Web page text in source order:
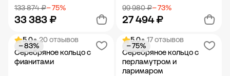
133 874 ₽− 75%
33 383 ₽
Добавить в корзину
99 980 ₽− 73%
27 494 ₽
Добавить в корзину
5.0• 20 отзывов
Серебряное кольцо с
фианитами
− 83%
5.0• 17 отзывов
Серебряное кольцо с
перламутром и
ларимаром
− 75%